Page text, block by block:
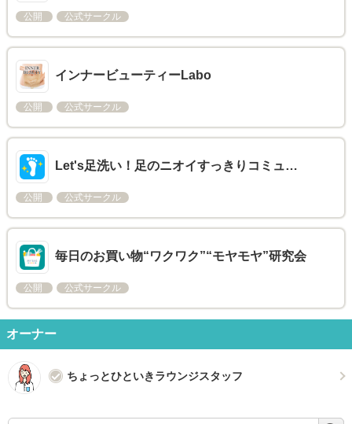
公開 公式サークル
インナービューティーLabo
公開 公式サークル
Let's足洗い！足のニオイすっきりコミュ…
公開 公式サークル
毎日のお買い物“ワクワク”“モヤモヤ”研究会
公開 公式サークル
オーナー
ちょっとひといきラウンジスタッフ